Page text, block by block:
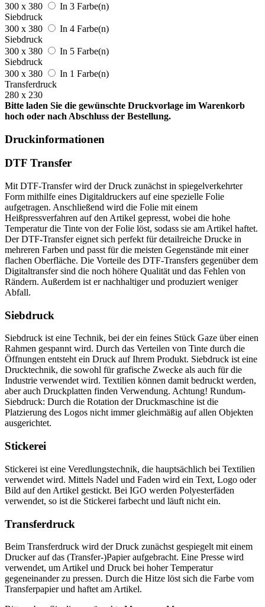
300 x 380
In 3 Farbe(n)
Siebdruck
300 x 380
In 4 Farbe(n)
Siebdruck
300 x 380
In 5 Farbe(n)
Siebdruck
300 x 380
In 1 Farbe(n)
Transferdruck
280 x 230
Bitte laden Sie die gewünschte Druckvorlage im Warenkorb
hoch oder nach Abschluss der Bestellung.
Druckinformationen
DTF Transfer
Mit DTF-Transfer wird der Druck zunächst in spiegelverkehrter
Form mithilfe eines Digitaldruckers auf eine spezielle Folie
aufgetragen. Anschließend wird die Folie mit einem
Heißpressverfahren auf den Artikel gepresst, wobei die hohe
Temperatur die Tinte von der Folie löst, sodass sie am Artikel haftet.
Der DTF-Transfer eignet sich perfekt für detailreiche Drucke in
mehreren Farben und passt für die meisten Gegenstände mit einer
flachen Oberfläche. Die Vorteile des DTF-Transfers gegenüber dem
Digitaltransfer sind die noch höhere Qualität und das Fehlen von
Rändern. Außerdem ist er nachhaltiger und produziert weniger
Abfall.
Siebdruck
Siebdruck ist eine Technik, bei der ein feines Stück Gaze über einen
Rahmen gespannt wird. Durch das Verteilen von Tinte durch die
Öffnungen entsteht ein Druck auf Ihrem Produkt. Siebdruck ist eine
Drucktechnik, die sowohl für grafische Zwecke als auch für die
Industrie verwendet wird. Textilien können damit bedruckt werden,
aber auch Druckplatten finden Verwendung. Achtung! Rundum-
Siebdruck: Durch die Rotation der Druckmaschine ist die
Platzierung des Logos nicht immer gleichmäßig auf allen Objekten
ausgerichtet.
Stickerei
Stickerei ist eine Veredlungstechnik, die hauptsächlich bei Textilien
verwendet wird. Mittels Nadel und Faden wird ein Text, Logo oder
Bild auf den Artikel gestickt. Bei IGO werden Polyesterfäden
verwendet, so ist die Stickerei farbecht und läuft nicht ein.
Transferdruck
Beim Transferdruck wird der Druck zunächst gespiegelt mit einem
Drucker auf das (Transfer-)Papier aufgebracht. Eine Presse wird
verwendet, um Artikel und Druck bei hoher Temperatur
gegeneinander zu pressen. Durch die Hitze löst sich die Farbe vom
Transferpapier und haftet am Artikel.